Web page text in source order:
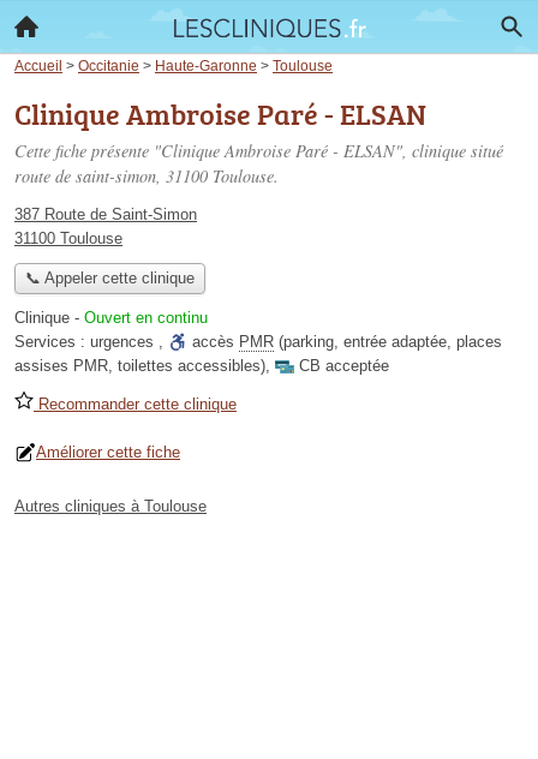
Accueil > Occitanie > Haute-Garonne > Toulouse
Clinique Ambroise Paré - ELSAN
Cette fiche présente "Clinique Ambroise Paré - ELSAN", clinique situé
route de saint-simon, 31100 Toulouse.
387 Route de Saint-Simon
31100 Toulouse
📞 Appeler cette clinique
Clinique - Ouvert en continu
Services : urgences , accès PMR (parking, entrée adaptée, places
assises PMR, toilettes accessibles), CB acceptée
Recommander cette clinique
Améliorer cette fiche
Autres cliniques à Toulouse